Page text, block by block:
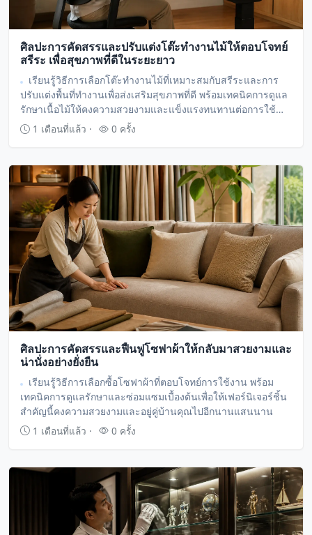
ศิลปะการคัดสรรและปรับแต่งโต๊ะทำงานไม้ให้ตอบโจทย์
สรีระ เพื่อสุขภาพที่ดีในระยะยาว
เรียนรู้วิธีการเลือกโต๊ะทำงานไม้ที่เหมาะสมกับสรีระและการ
ปรับแต่งพื้นที่ทำงานเพื่อส่งเสริมสุขภาพที่ดี พร้อมเทคนิคการดูแล
รักษาเนื้อไม้ให้คงความสวยงามและแข็งแรงทนทานต่อการใช้
งานในทุกวัน
1 เดือนที่แล้ว · 0 ครั้ง
ศิลปะการคัดสรรและฟื้นฟูโซฟาผ้าให้กลับมาสวยงามและ
น่านั่งอย่างยั่งยืน
เรียนรู้วิธีการเลือกซื้อโซฟาผ้าที่ตอบโจทย์การใช้งาน พร้อม
เทคนิคการดูแลรักษาและซ่อมแซมเบื้องต้นเพื่อให้เฟอร์นิเจอร์ชิ้น
สำคัญนี้คงความสวยงามและอยู่คู่บ้านคุณไปอีกนานแสนนาน
1 เดือนที่แล้ว ·
0 ครั้ง